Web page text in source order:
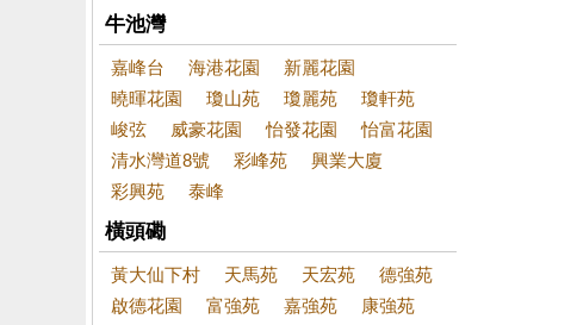
牛池灣
嘉峰台 海港花園
新麗花園
曉暉花園
瓊山苑 瓊麗苑
瓊軒苑
峻弦
威豪花園 怡發花園
怡富花園
清水灣道8號
彩峰苑
興業大廈
彩興苑
泰峰
橫頭磡
黃大仙下村 天馬苑 天宏苑
德強苑
啟德花園
富強苑 嘉強苑 康強苑